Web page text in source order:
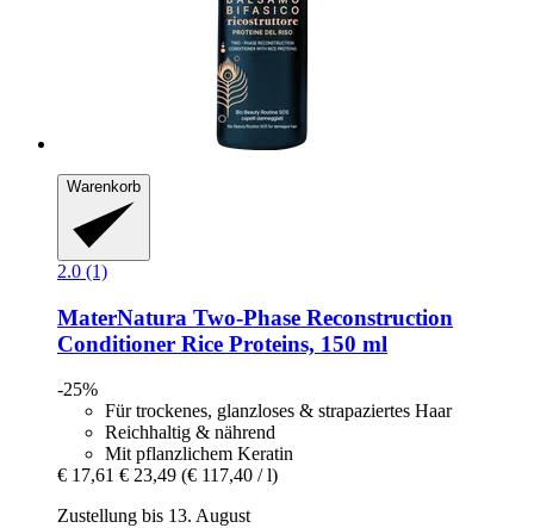
Warenkorb
2.0 (1)
MaterNatura Two-​Phase Reconstruction
Conditioner Rice Proteins, 150 ml
-25%
Für trockenes, glanzloses & strapaziertes Haar
Reichhaltig & nährend
Mit pflanzlichem Keratin
€ 17,61 € 23,49 (€ 117,40 / l)
Zustellung bis 13. August